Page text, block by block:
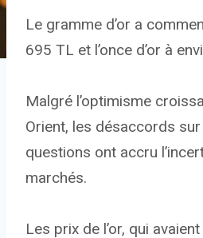
Le gramme d’or a
695 TL et l’once d’or à
Malgré l’optimisme
Orient, les désaccords
questions ont accru
marchés.
Les prix de l’or, qui